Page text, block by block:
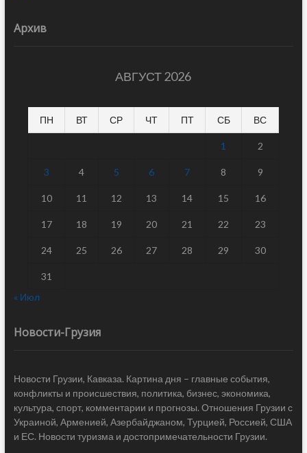
Архив
АВГУСТ 2026
ПН ВТ СР ЧТ ПТ СБ ВС
1 2
3 4 5 6 7 8 9
10 11 12 13 14 15 16
17 18 19 20 21 22 23
24 25 26 27 28 29 30
31
« Июл
Новости-Грузия
Новости Грузии, Кавказа. Картина дня – главные события,
конфликты и происшествия, политика, бизнес, экономика,
культура, спорт, комментарии и прогнозы. Отношения Грузии с
Украиной, Арменией, Азербайджаном, Турцией, Россией, США
и ЕС. Новости туризма и достопримечательности Грузии.